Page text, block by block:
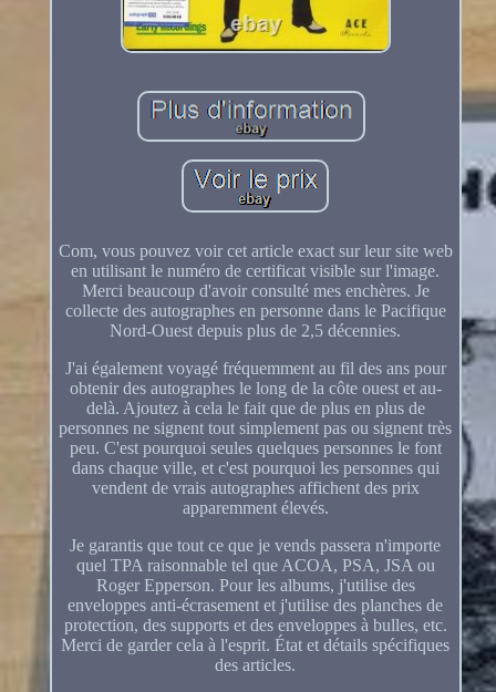
Com, vous pouvez voir cet article exact sur leur site web
en utilisant le numéro de certificat visible sur l'image.
Merci beaucoup d'avoir consulté mes enchères. Je
collecte des autographes en personne dans le Pacifique
Nord-Ouest depuis plus de 2,5 décennies.
J'ai également voyagé fréquemment au fil des ans pour
obtenir des autographes le long de la côte ouest et au-
delà. Ajoutez à cela le fait que de plus en plus de
personnes ne signent tout simplement pas ou signent très
peu. C'est pourquoi seules quelques personnes le font
dans chaque ville, et c'est pourquoi les personnes qui
vendent de vrais autographes affichent des prix
apparemment élevés.
Je garantis que tout ce que je vends passera n'importe
quel TPA raisonnable tel que ACOA, PSA, JSA ou
Roger Epperson. Pour les albums, j'utilise des
enveloppes anti-écrasement et j'utilise des planches de
protection, des supports et des enveloppes à bulles, etc.
Merci de garder cela à l'esprit. État et détails spécifiques
des articles.